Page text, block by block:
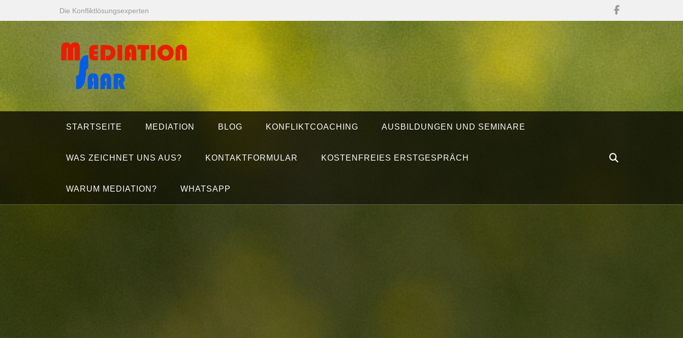
Inhalt
Die Konfliktlösungsexperten
STARTSEITE MEDIATION BLOG KONFLIKTCOACHING AUSBILDUNGEN UND SEMINARE
WAS ZEICHNET UNS AUS? KONTAKTFORMULAR KOSTENFREIES ERSTGESPRÄCH
WARUM MEDIATION? WHATSAPP